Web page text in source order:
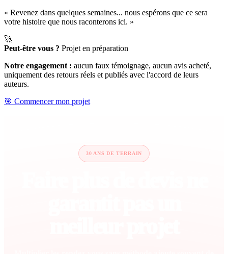
« Revenez dans quelques semaines... nous espérons que ce sera
votre histoire que nous raconterons ici. »
🚀
Peut-être vous ? Projet en préparation
Notre engagement : aucun faux témoignage, aucun avis acheté,
uniquement des retours réels et publiés avec l'accord de leurs
auteurs.
🎯 Commencer mon projet
30 ANS DE TERRAIN